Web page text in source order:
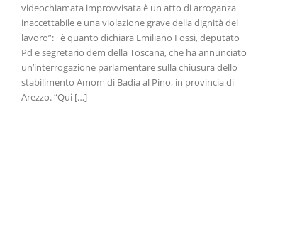
videochiamata improvvisata è un atto di arroganza
inaccettabile e una violazione grave della dignità del
lavoro”: è quanto dichiara Emiliano Fossi, deputato
Pd e segretario dem della Toscana, che ha annunciato
un’interrogazione parlamentare sulla chiusura dello
stabilimento Amom di Badia al Pino, in provincia di
Arezzo. “Qui […]